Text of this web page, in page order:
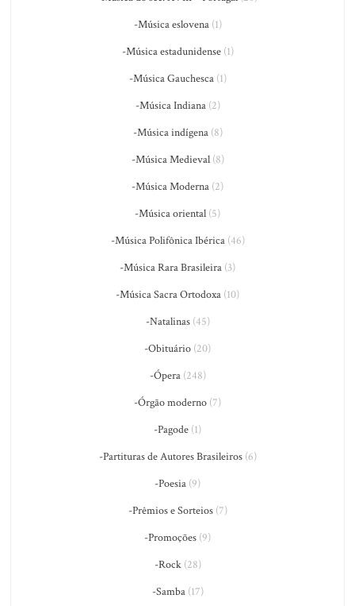
-Música eslovena(1)
-Música estadunidense(1)
-Música Gauchesca(1)
-Música Indiana(2)
-Música indígena(8)
-Música Medieval(8)
-Música Moderna (2)
-Música oriental (5)
-Música Polifônica Ibérica(46)
-Música Rara Brasileira (3)
-Música Sacra Ortodoxa (10)
-Natalinas(45)
-Obituário (20)
-Ópera(248)
-Órgão moderno (7)
-Pagode (1)
-Partituras de Autores Brasileiros(6)
-Poesia (9)
-Prêmios e Sorteios(7)
-Promoções (9)
-Rock(28)
-Samba(17)